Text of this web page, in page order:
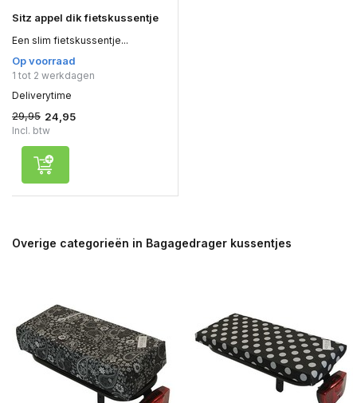
Sitz appel dik fietskussentje
Een slim fietskussentje...
Op voorraad
1 tot 2 werkdagen
Deliverytime
29,95 24,95
Incl. btw
Overige categorieën in Bagagedrager kussentjes